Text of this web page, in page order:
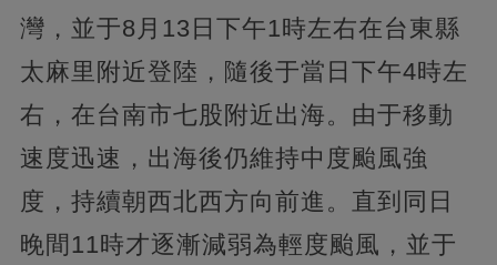
灣，並于8月13日下午1時左右在台東縣
太麻里附近登陸，隨後于當日下午4時左
右，在台南市七股附近出海。由于移動
速度迅速，出海後仍維持中度颱風強
度，持續朝西北西方向前進。直到同日
晚間11時才逐漸減弱為輕度颱風，並于